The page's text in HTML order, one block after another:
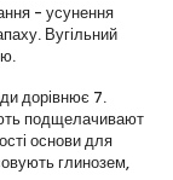
- усунення
Вугільний
дорівнює 7.
подщелачивают
основи для
глинозем,